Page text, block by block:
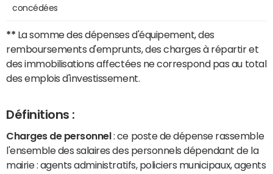
concédées
** La somme des dépenses d'équipement, des
remboursements d'emprunts, des charges à répartir et
des immobilisations affectées ne correspond pas au total
des emplois d'investissement.
Définitions :
Charges de personnel : ce poste de dépense rassemble
l'ensemble des salaires des personnels dépendant de la
mairie : agents administratifs, policiers municipaux, agents